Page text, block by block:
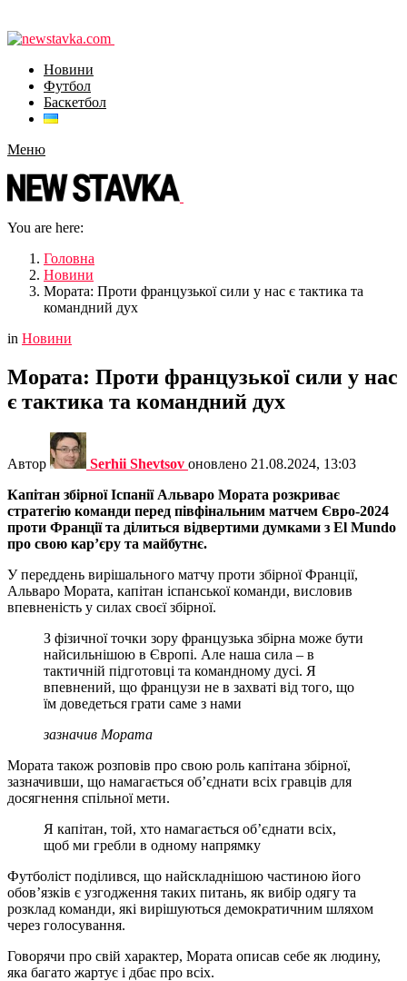
Новини
Футбол
Баскетбол
Меню
You are here:
Головна
Новини
Мората: Проти французької сили у нас є тактика та
командний дух
in Новини
Мората: Проти французької сили у нас
є тактика та командний дух
Автор Serhii Shevtsov оновлено 21.08.2024, 13:03
Капітан збірної Іспанії Альваро Мората розкриває
стратегію команди перед півфінальним матчем Євро-2024
проти Франції та ділиться відвертими думками з El Mundo
про свою кар’єру та майбутнє.
У переддень вирішального матчу проти збірної Франції,
Альваро Мората, капітан іспанської команди, висловив
впевненість у силах своєї збірної.
З фізичної точки зору французька збірна може бути
найсильнішою в Європі. Але наша сила – в
тактичній підготовці та командному дусі. Я
впевнений, що французи не в захваті від того, що
їм доведеться грати саме з нами
зазначив Мората
Мората також розповів про свою роль капітана збірної,
зазначивши, що намагається об’єднати всіх гравців для
досягнення спільної мети.
Я капітан, той, хто намагається об’єднати всіх,
щоб ми гребли в одному напрямку
Футболіст поділився, що найскладнішою частиною його
обов’язків є узгодження таких питань, як вибір одягу та
розклад команди, які вирішуються демократичним шляхом
через голосування.
Говорячи про свій характер, Мората описав себе як людину,
яка багато жартує і дбає про всіх.